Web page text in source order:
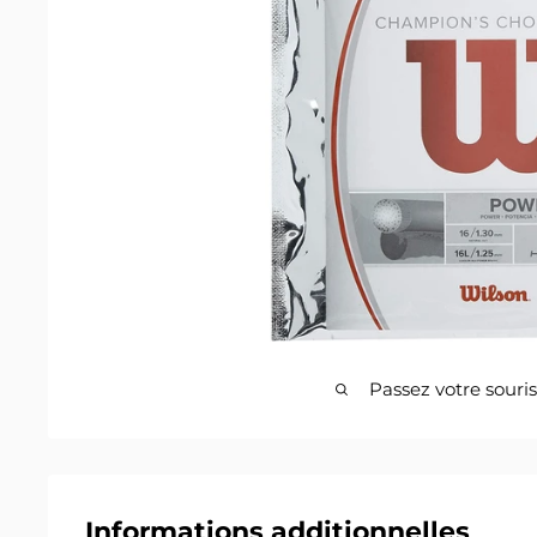
Passez votre